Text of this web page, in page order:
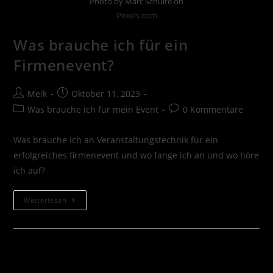
Pexels.com
Was brauche ich für ein
Firmenevent?
Meik
Oktober 11, 2023
Was brauche ich für mein Event
0 Kommentare
Was brauche ich an Veranstaltungstechnik für ein
erfolgreiches firmenevent und wo fange ich an und wo höre
ich auf?
Weiterlesen